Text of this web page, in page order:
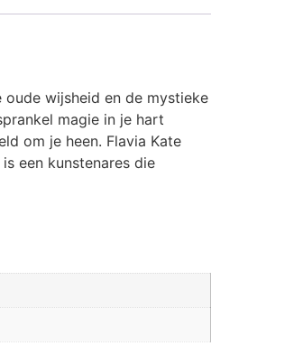
wijsheid en de mystieke
magie in je hart
om je heen. Flavia Kate
een kunstenares die